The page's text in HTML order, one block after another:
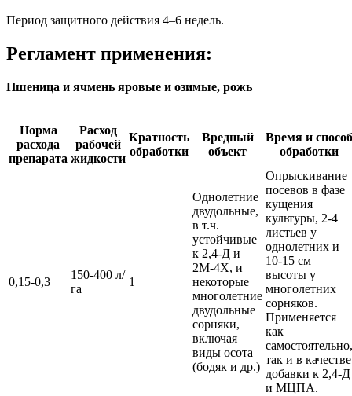
Период защитного действия 4–6 недель.
Регламент применения:
Пшеница и ячмень яровые и озимые, рожь
Норма
расхода
препарата
Расход
рабочей
жидкости
Кратность
обработки
Вредный
объект
Время и способ
обработки
0,15-0,3
150-400 л/
га
1
Однолетние
двудольные,
в т.ч.
устойчивые
к 2,4-Д и
2М-4Х, и
некоторые
многолетние
двудольные
сорняки,
включая
виды осота
(бодяк и др.)
Опрыскивание
посевов в фазе
кущения
культуры, 2-4
листьев у
однолетних и
10-15 см
высоты у
многолетних
сорняков.
Применяется
как
самостоятельно,
так и в качестве
добавки к 2,4-Д
и МЦПА.